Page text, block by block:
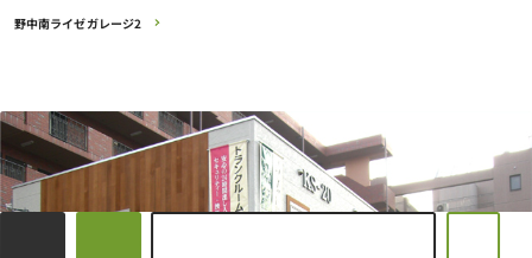
野中南ライゼガレージ2